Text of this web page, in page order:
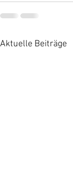
Aktuelle Beiträge